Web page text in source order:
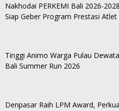
Nakhodai PERKEMI Bali 2026-
Siap Geber Program Prestasi
Tinggi Animo Warga Pulau
Bali Summer Run 2026
Denpasar Raih LPM Award,